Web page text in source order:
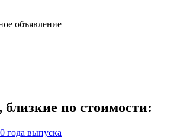
объявление
по стоимости: